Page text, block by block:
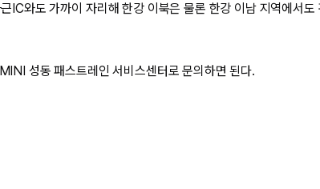
IC와도 가까이 자리해 한강 이북은 물론 한강 이남 지역에서
성동 패스트레인 서비스센터로 문의하면 된다.